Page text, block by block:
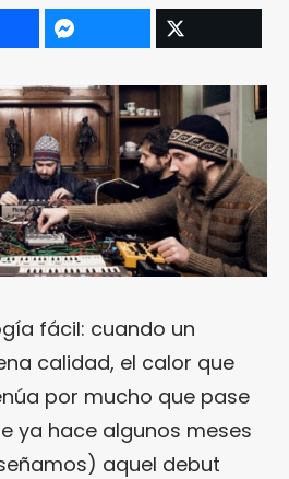
fácil: cuando un
calidad, el calor que
por mucho que pase
ya hace algunos meses
aquel debut